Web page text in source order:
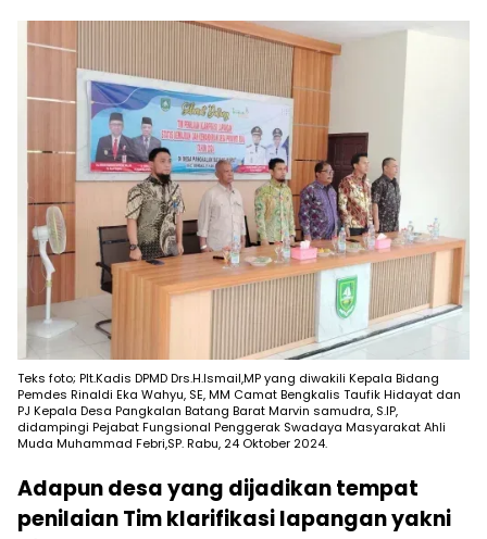
Teks foto; Plt.Kadis DPMD Drs.H.Ismail,MP yang diwakili Kepala Bidang
Pemdes Rinaldi Eka Wahyu, SE, MM Camat Bengkalis Taufik Hidayat dan
PJ Kepala Desa Pangkalan Batang Barat Marvin samudra, S.IP,
didampingi Pejabat Fungsional Penggerak Swadaya Masyarakat Ahli
Muda Muhammad Febri,SP. Rabu, 24 Oktober 2024.
Adapun desa yang dijadikan tempat
penilaian Tim klarifikasi lapangan yakni